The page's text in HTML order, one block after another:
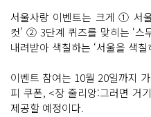
서울사랑 이벤트는 크게 ① 서
컷’ ② 3단계 퀴즈를 맞히는 ‘
내려받아 색칠하는 ‘서울을 색
이벤트 참여는 10월 20일까지
피 쿠폰, <장 줄리앙:그러면 거
제공할 예정이다.